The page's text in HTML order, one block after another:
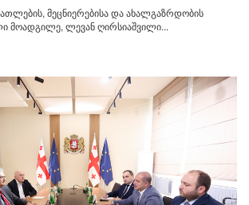
მეცნიერებისა და ახალგაზრდობის
მოადგილე, ლევან ღირსიაშვილი...